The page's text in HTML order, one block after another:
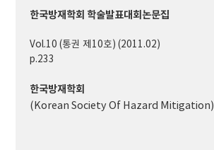
한국방재학회 학술발표대회논문집
Vol.10 (통권 제10호) (2011.02)
p.233
한국방재학회
(Korean Society Of Hazard Mitigation)